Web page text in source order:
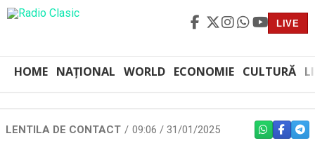
LIVE
HOME NAȚIONAL WORLD ECONOMIE CULTURĂ
LENTILA DE CONTACT 09:06 / 31/01/2025 WHATSAPP